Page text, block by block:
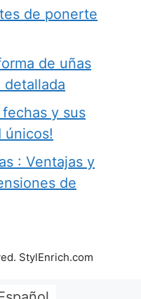
de ponerte
de uñas
detallada
y sus
únicos!
: Ventajas y
de
StylEnrich.com